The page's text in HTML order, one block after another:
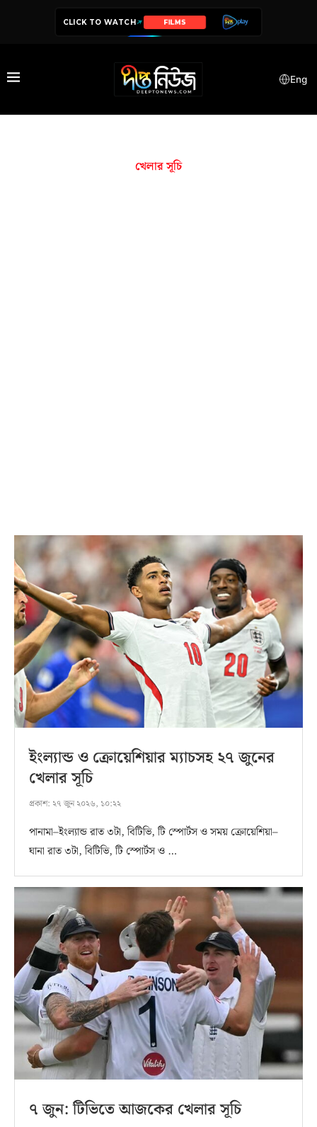
CLICK TO WATCH SERIES
Eng
খেলার সূচি
ইংল্যান্ড ও ক্রোয়েশিয়ার ম্যাচসহ ২৭ জুনের
খেলার সূচি
প্রকাশ: ২৭ জুন ২০২৬, ১০:২২
পানামা–ইংল্যান্ড রাত ৩টা, বিটিভি, টি স্পোর্টস ও সময় ক্রোয়েশিয়া–
ঘানা রাত ৩টা, বিটিভি, টি স্পোর্টস ও …
৭ জুন: টিভিতে আজকের খেলার সূচি